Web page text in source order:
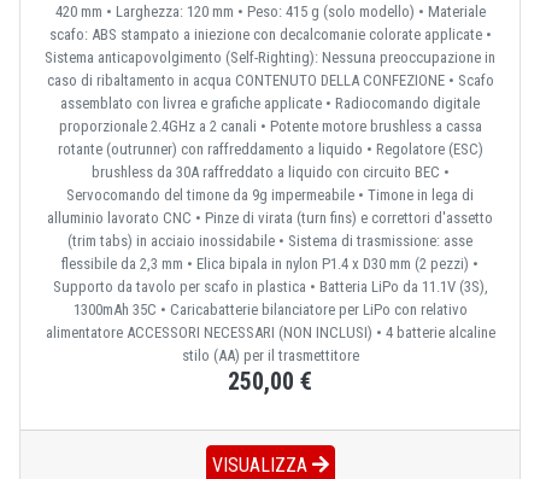
420 mm • Larghezza: 120 mm • Peso: 415 g (solo modello) • Materiale
scafo: ABS stampato a iniezione con decalcomanie colorate applicate •
Sistema anticapovolgimento (Self-Righting): Nessuna preoccupazione in
caso di ribaltamento in acqua CONTENUTO DELLA CONFEZIONE • Scafo
assemblato con livrea e grafiche applicate • Radiocomando digitale
proporzionale 2.4GHz a 2 canali • Potente motore brushless a cassa
rotante (outrunner) con raffreddamento a liquido • Regolatore (ESC)
brushless da 30A raffreddato a liquido con circuito BEC •
Servocomando del timone da 9g impermeabile • Timone in lega di
alluminio lavorato CNC • Pinze di virata (turn fins) e correttori d'assetto
(trim tabs) in acciaio inossidabile • Sistema di trasmissione: asse
flessibile da 2,3 mm • Elica bipala in nylon P1.4 x D30 mm (2 pezzi) •
Supporto da tavolo per scafo in plastica • Batteria LiPo da 11.1V (3S),
1300mAh 35C • Caricabatterie bilanciatore per LiPo con relativo
alimentatore ACCESSORI NECESSARI (NON INCLUSI) • 4 batterie alcaline
stilo (AA) per il trasmettitore
250,00 €
VISUALIZZA